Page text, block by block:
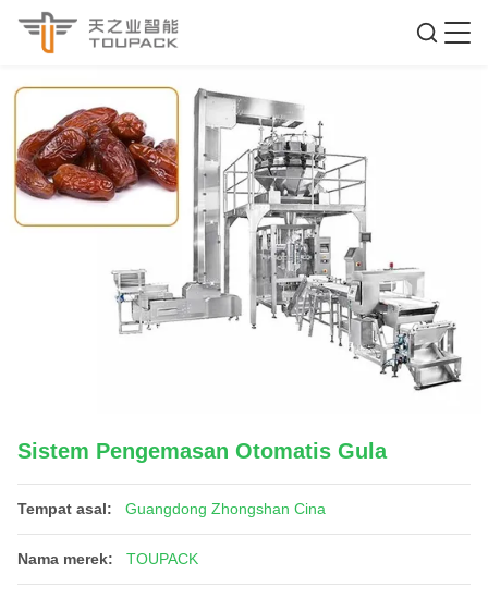
Sistem Pengemasan Otomatis Gula
Tempat asal: Guangdong Zhongshan Cina
Nama merek: TOUPACK